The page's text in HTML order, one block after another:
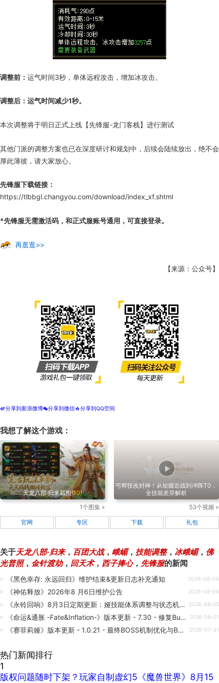
调整前： 运气时间3秒，单体远程攻击，增加冰攻击。
调整后： 运气时间减少1秒。
本次调整将于明日正式上线【先锋服-龙门客栈】进行测试
其他门派的调整方案也已在深度研讨和规划中，后续会陆续放出，绝不会
厚此薄彼，请大家放心。
先锋服下载链接：
https://tlbbgl.changyou.com/download/index_xf.shtml
*先锋服无需激活码，和正式服账号通用，可直接登录。
再逛逛>>
【来源：公众号】
t分享到新浪微博w分享到微信z分享到QQ空间
我想了解这个游戏：
天龙八部·归来截图(10)
1个图集 »
丐帮技改封神！从短腿近战到冲阵T0，
全技能差异解析
53个视频 »
官网 专区 下载 礼包
关于天龙八部·归来， 百团大战， 峨嵋， 技能调整， 冰峨嵋， 佛
光普照， 金针渡劫， 回天术， 西子捧心， 先锋服的新闻
《黑色幸存: 永远回归》维护结束&更新日志补充通知 2026-08-06
《神佑释放》2026年8 月6日维护公告 2026-08-06
《永铃回响》8月3日定期更新：娅技能体系调整与状态机制优化 2026-08-05
《命运&通胀 -Fate&Inflation-》版本更新 - 7.30 - 修复Bug与敌人技能调整 2026-08-01
《赛菲莉娅》版本更新 - 1.0.21 - 最终BOSS机制优化与Bug修复 2026-07-31
热门新闻排行
1
版权问题随时下架？玩家自制虚幻5《魔兽世界》8月15